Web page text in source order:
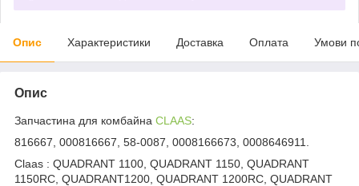
Опис Характеристики Доставка Оплата Умови
Опис
Запчастина для комбайна CLAAS:
816667, 000816667, 58-0087, 0008166673, 0008646911.
Claas : QUADRANT 1100, QUADRANT 1150, QUADRANT
1150RC, QUADRANT1200, QUADRANT 1200RC, QUADRANT